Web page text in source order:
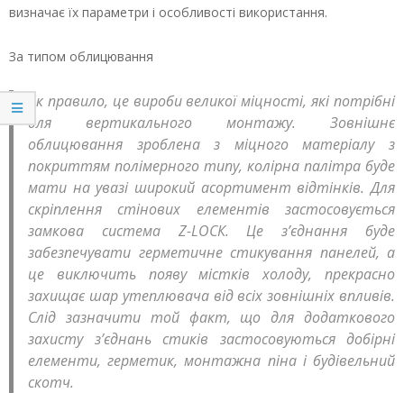
визначає їх параметри і особливості використання.
За типом облицювання
Як правило, це вироби великої міцності, які потрібні
для вертикального монтажу. Зовнішнє
облицювання зроблена з міцного матеріалу з
покриттям полімерного типу, колірна палітра буде
мати на увазі широкий асортимент відтінків. Для
скріплення стінових елементів застосовується
замкова система Z-LОСК. Це з’єднання буде
забезпечувати герметичне стикування панелей, а
це виключить появу містків холоду, прекрасно
захищає шар утеплювача від всіх зовнішніх впливів.
Слід зазначити той факт, що для додаткового
захисту з’єднань стиків застосовуються добірні
елементи, герметик, монтажна піна і будівельний
скотч.